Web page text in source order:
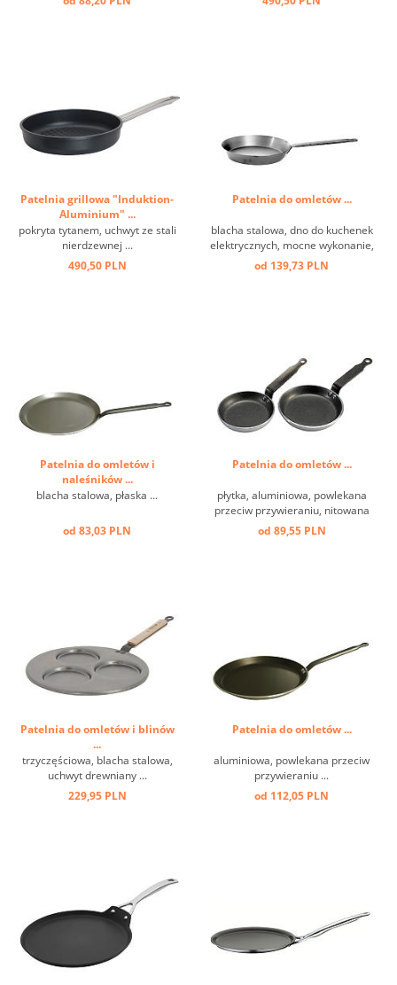
indukcji ...
Patelnia grillowa "Induktion-
Aluminium" ...
pokryta tytanem, uchwyt ze stali
nierdzewnej ...
490,50 PLN
Patelnia do omletów ...
blacha stalowa, dno do kuchenek
elektrycznych, mocne wykonanie,
nadaje się do indukcji ...
od 139,73 PLN
Patelnia do omletów i
naleśników ...
blacha stalowa, płaska ...
od 83,03 PLN
Patelnia do omletów ...
płytka, aluminiowa, powlekana
przeciw przywieraniu, nitowana
rączka ...
od 89,55 PLN
Patelnia do omletów i blinów
...
trzyczęściowa, blacha stalowa,
uchwyt drewniany ...
229,95 PLN
Patelnia do omletów ...
aluminiowa, powlekana przeciw
przywieraniu ...
od 112,05 PLN